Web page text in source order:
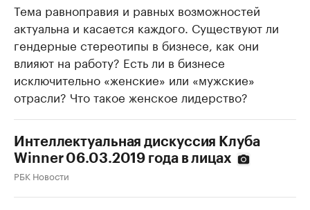
Тема равноправия и равных возможностей
актуальна и касается каждого. Существуют ли
гендерные стереотипы в бизнесе, как они
влияют на работу? Есть ли в бизнесе
исключительно «женские» или «мужские»
отрасли? Что такое женское лидерство?
Интеллектуальная дискуссия Клуба
Winner 06.03.2019 года в лицах
РБК Новости